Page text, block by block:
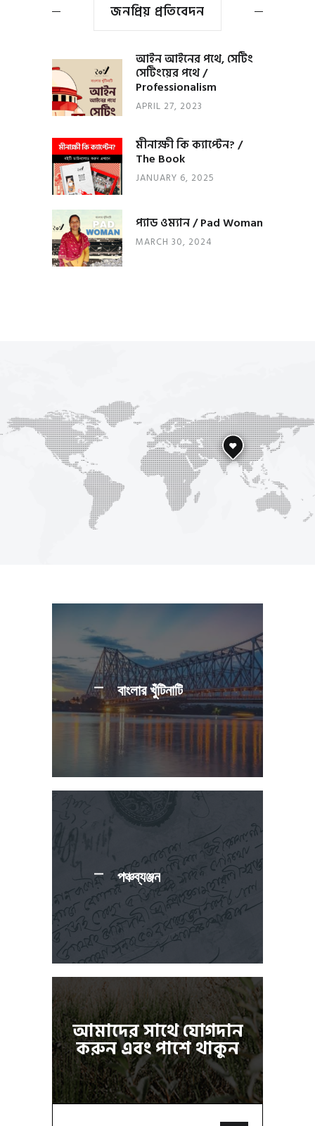
জনপ্রিয় প্রতিবেদন
আইন আইনের পথে, সেটিং
সেটিংয়ের পথে /
Professionalism
APRIL 27, 2023
মীনাক্ষী কি ক্যাপ্টেন? /
The Book
JANUARY 6, 2025
প্যাড ওম্যান / Pad Woman
MARCH 30, 2024
বাংলার খুঁটিনাটি
পঞ্চব্যঞ্জন
আমাদের সাথে যোগদান
করুন এবং পাশে থাকুন